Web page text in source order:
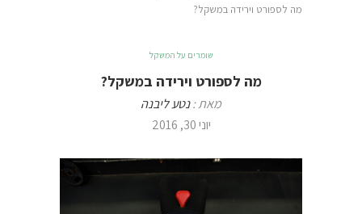
מה לספורט וירידה במשקל?
שומרים על המשקל
מה לספורט וירידה במשקל?
מאת :נטע ליבנה
יוני 30, 2016